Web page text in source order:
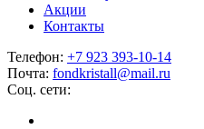
Акции
Контакты
Телефон: +7 923 393-10-14
Почта: fondkristall@mail.ru
Соц. сети: